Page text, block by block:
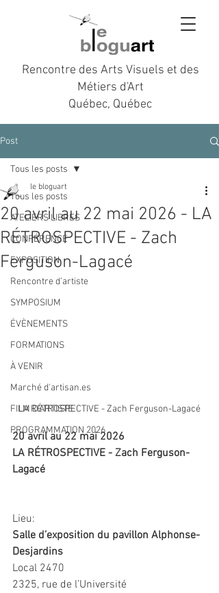
Rencontre des Arts Visuels et des
Métiers d'Art
Québec, Québec
Post
Tous les posts
ATELIERS LIBRES
CONFÉRENCE
EXPOSITION
Rencontre d’artiste
SYMPOSIUM
ÉVÈNEMENTS
FORMATIONS
À VENIR
Marché d'artisan.es
FILM D'ARTISTE
PROGRAMMATION 2026
Tous les posts
20 avril au 22 mai 2026 - LA
RÉTROSPECTIVE - Zach
Ferguson-Lagacé
le bloguart
LA RÉTROSPECTIVE - Zach Ferguson-Lagacé
20 avril au 22 mai 2026
LA RÉTROSPECTIVE - Zach Ferguson-
Lagacé
Lieu:
Salle d’exposition du pavillon Alphonse-
Desjardins
Local 2470
2325, rue de l’Université